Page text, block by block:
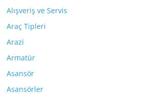
Alışveriş ve Servis
Araç Tipleri
Arazi
Armatür
Asansör
Asansörler